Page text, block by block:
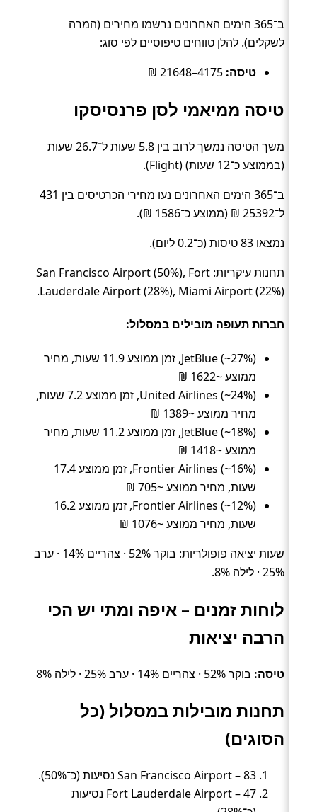
ב־365 הימים האחרונים נרשמו מחירים (המרה
לשקלים). להלן טווחים טיפוסיים לפי סוג:
טיסה:
טיסה ממיאמי לסן פרנסיסקו
משך הטיסה נמשך לרוב בין 5.8 שעות ל־26.7 שעות
(בממוצע כ־12 שעות) (Flight).
ב־365 הימים האחרונים נעו מחירי הכרטיסים בין 431
ל־25392 ₪ (ממוצע כ־1586 ₪).
נמצאו 83 טיסות (כ־0.2 ליום).
תחנות עיקריות: San Francisco Airport (50%), Fort
Lauderdale Airport (28%), Miami Airport (22%).
חברות תעופה מובילים במסלול:
JetBlue (~27%), זמן ממוצע 11.9 שעות, מחיר
ממוצע ~1622 ₪
United Airlines (~24%), זמן ממוצע 7.2 שעות,
מחיר ממוצע ~1389 ₪
JetBlue (~18%), זמן ממוצע 11.2 שעות, מחיר
ממוצע ~1418 ₪
Frontier Airlines (~16%), זמן ממוצע 17.4
שעות, מחיר ממוצע ~705 ₪
Frontier Airlines (~12%), זמן ממוצע 16.2
שעות, מחיר ממוצע ~1076 ₪
שעות יציאה פופולריות: בוקר 52% · צהריים 14% · ערב
25% · לילה 8%.
לוחות זמנים – איפה ומתי יש הכי
הרבה יציאות
טיסה: בוקר 52% · צהריים 14% · ערב 25% · לילה 8%
תחנות מובילות במסלול (כל
הסוגים)
San Francisco Airport – 83 נסיעות (כ־50%).
Fort Lauderdale Airport – 47 נסיעות